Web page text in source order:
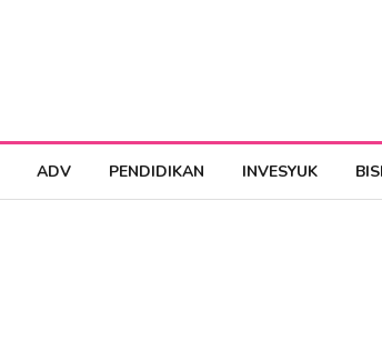
ADV PENDIDIKAN INVESYUK